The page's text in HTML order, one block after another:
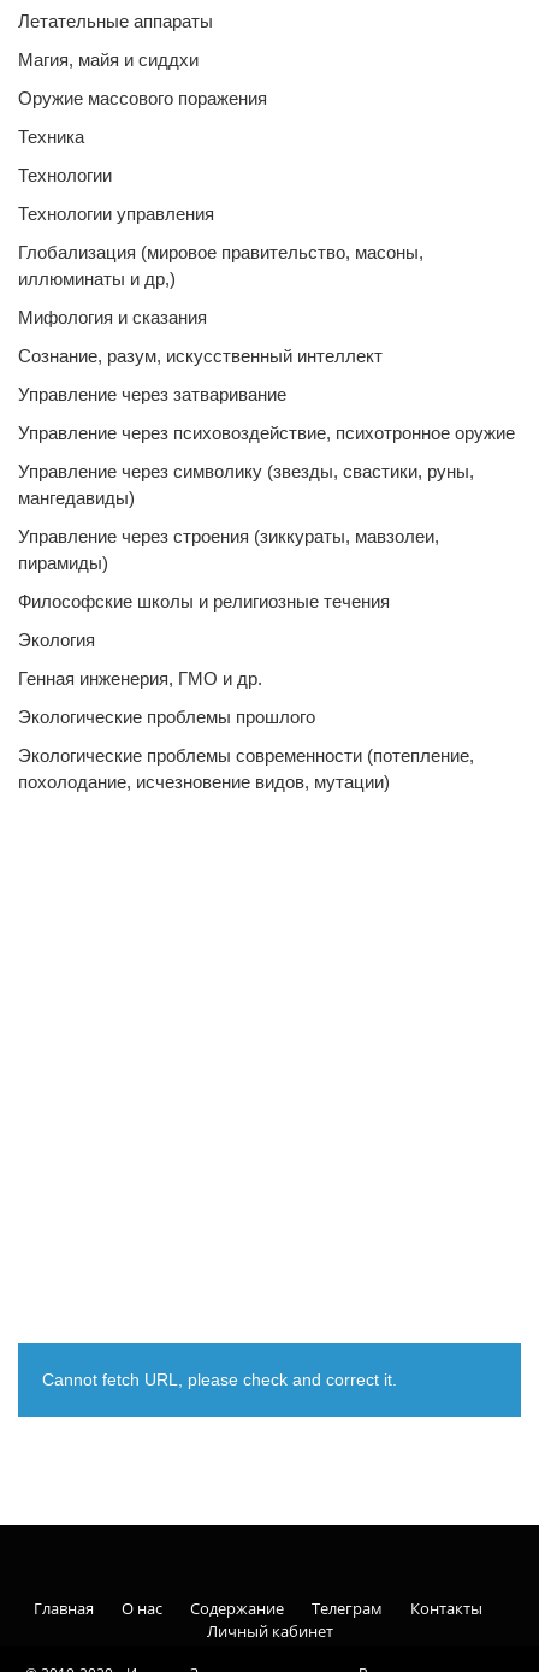
Летательные аппараты
Магия, майя и сиддхи
Оружие массового поражения
Техника
Технологии
Технологии управления
Глобализация (мировое правительство, масоны,
иллюминаты и др,)
Мифология и сказания
Сознание, разум, искусственный интеллект
Управление через затваривание
Управление через психовоздействие, психотронное оружие
Управление через символику (звезды, свастики, руны,
мангедавиды)
Управление через строения (зиккураты, мавзолеи,
пирамиды)
Философские школы и религиозные течения
Экология
Генная инженерия, ГМО и др.
Экологические проблемы прошлого
Экологические проблемы современности (потепление,
похолодание, исчезновение видов, мутации)
Cannot fetch URL, please check and correct it.
Главная О нас Содержание Телеграм
Контакты
Личный кабинет